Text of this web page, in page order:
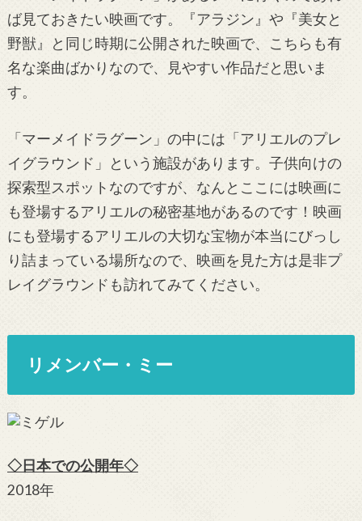
ば見ておきたい映画です。『アラジン』や『美女と
野獣』と同じ時期に公開された映画で、こちらも有
名な楽曲ばかりなので、見やすい作品だと思いま
す。
「マーメイドラグーン」の中には「アリエルのプレ
イグラウンド」という施設があります。子供向けの
探索型スポットなのですが、なんとここには映画に
も登場するアリエルの秘密基地があるのです！映画
にも登場するアリエルの大切な宝物が本当にびっし
り詰まっている場所なので、映画を見た方は是非プ
レイグラウンドも訪れてみてください。
リメンバー・ミー
◇日本での公開年◇
2018年